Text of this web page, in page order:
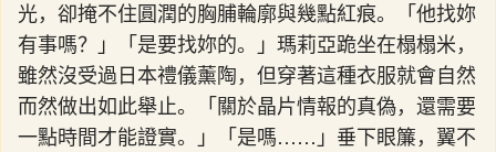
光，卻掩不住圓潤的胸脯輪廓與幾點紅痕。「他找妳
有事嗎？」「是要找妳的。」瑪莉亞跪坐在榻榻米，
雖然沒受過日本禮儀薰陶，但穿著這種衣服就會自然
而然做出如此舉止。「關於晶片情報的真偽，還需要
一點時間才能證實。」「是嗎……」垂下眼簾，翼不